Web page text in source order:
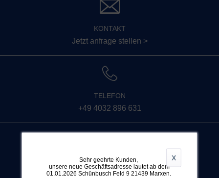
X
Sehr geehrte Kunden,
unsere neue Geschäftsadresse lautet ab dem
01.01.2026 Schünbusch Feld 9 21439 Marxen.
KONTAKT
Jetzt anfrage stellen >
TELEFON
+49 4032 896 631
SUCHE
Nicht fündig geworden?